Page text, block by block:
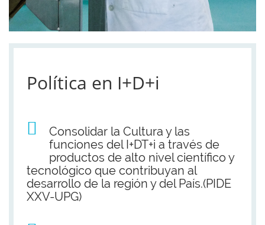
Política en I+D+i
Consolidar la Cultura y las
funciones del I+DT+i a través de
productos de alto nivel científico y
tecnológico que contribuyan al
desarrollo de la región y del País.(PIDE
XXV-UPG)